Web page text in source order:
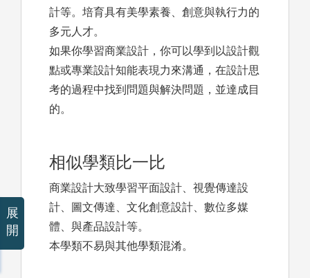
計等。培育具有美學素養、創意與執行力的
多元人才。
如果你學習商業設計，你可以學到以設計觀
點或專業設計知能表現力來溝通，在設計思
考的過程中找到問題與解決問題，並達成目
的。
相似學類比一比
商業設計大致學習平面設計、視覺傳達設
計、圖文傳達、文化創意設計、數位多媒
體、與產品設計等。
本學類不易與其他學類混淆。
展
開